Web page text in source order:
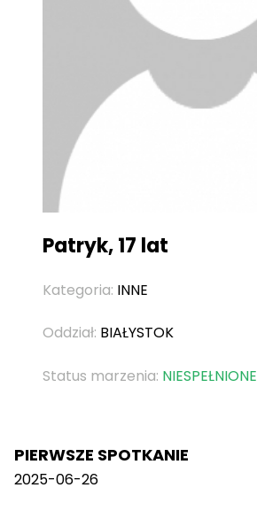
Patryk, 17 lat
Kategoria: INNE
Oddział: BIAŁYSTOK
Status marzenia: NIESPEŁNIONE
PIERWSZE SPOTKANIE
2025-06-26